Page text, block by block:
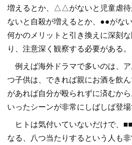
増えるとか、△△がないと児童虐
ないと自殺が増えるとか、●●がな
何かのメリットと引き換えに深刻
り、注意深く観察する必要がある。
例えば海外ドラマで多いのは、
つ子供は、できれば親にお酒を飲
があれば自分が殴られずに済むか
いったシーンが非常にしばしば登場
ヒトは気付いていないだけで、
なる、八つ当たりするという人も